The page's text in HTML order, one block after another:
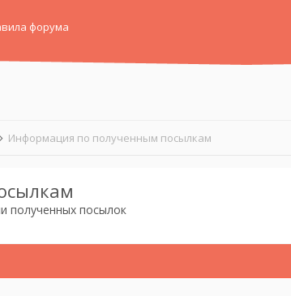
форума
Информация по полученным посылкам
полученных посылок